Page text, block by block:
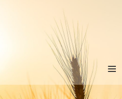
≡